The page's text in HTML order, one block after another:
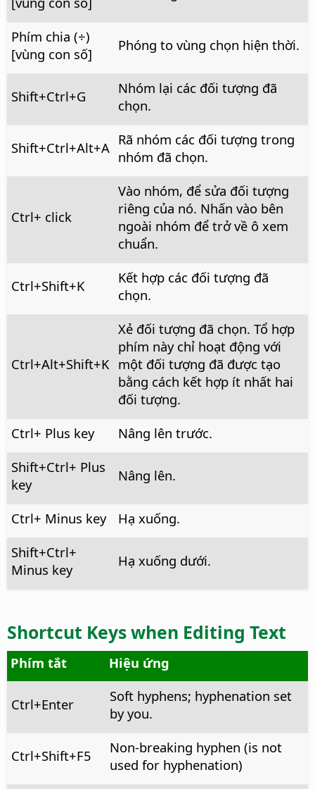
Phím chia (÷)
[vùng con số]
Phóng to vùng chọn hiện thời.
Shift+Ctrl+G
Nhóm lại các đối tượng đã
chọn.
Shift+Ctrl+Alt+A Rã nhóm các đối tượng trong
nhóm đã chọn.
Ctrl+ click
Vào nhóm, để sửa đối tượng
riêng của nó. Nhấn vào bên
ngoài nhóm để trở về ô xem
chuẩn.
Ctrl+Shift+K
Kết hợp các đối tượng đã
chọn.
Ctrl+Alt+Shift+K
Xẻ đối tượng đã chọn. Tổ hợp
phím này chỉ hoạt động với
một đối tượng đã được tạo
bằng cách kết hợp ít nhất hai
đối tượng.
Ctrl+ Plus key
Nâng lên trước.
Shift+Ctrl+ Plus
key
Nâng lên.
Ctrl+ Minus key
Hạ xuống.
Shift+Ctrl+
Minus key
Hạ xuống dưới.
Shortcut Keys when Editing Text
Phím tắt Hiệu ứng
Ctrl+Enter
Soft hyphens; hyphenation set
by you.
Ctrl+Shift+F5
Non-breaking hyphen (is not
used for hyphenation)